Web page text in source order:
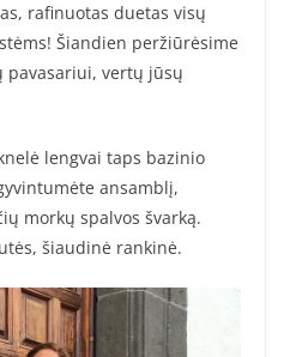
rafinuotas duetas visų
Šiandien peržiūrėsime
pavasariui, vertų jūsų
lengvai taps bazinio
ansamblį,
morkų spalvos švarką.
šiaudinė rankinė.